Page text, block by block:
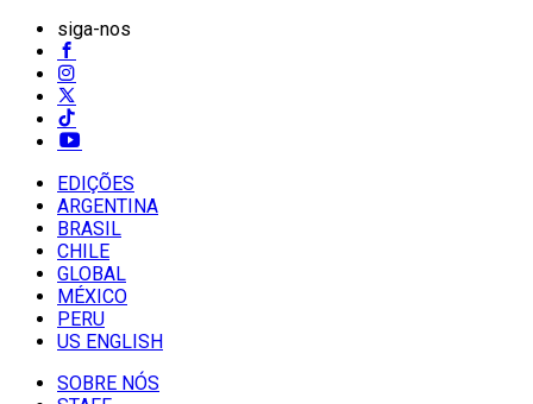
siga-nos
EDIÇÕES
ARGENTINA
BRASIL
CHILE
GLOBAL
MÉXICO
PERU
US ENGLISH
SOBRE NÓS